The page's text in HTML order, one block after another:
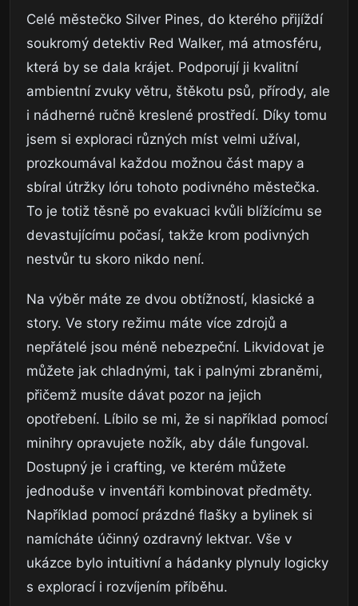
Celé městečko Silver Pines, do kterého přijíždí
soukromý detektiv Red Walker, má atmosféru,
která by se dala krájet. Podporují ji kvalitní
ambientní zvuky větru, štěkotu psů, přírody, ale
i nádherné ručně kreslené prostředí. Díky tomu
jsem si exploraci různých míst velmi užíval,
prozkoumával každou možnou část mapy a
sbíral útržky lóru tohoto podivného městečka.
To je totiž těsně po evakuaci kvůli blížícímu se
devastujícímu počasí, takže krom podivných
nestvůr tu skoro nikdo není.
Na výběr máte ze dvou obtížností, klasické a
story. Ve story režimu máte více zdrojů a
nepřátelé jsou méně nebezpeční. Likvidovat je
můžete jak chladnými, tak i palnými zbraněmi,
přičemž musíte dávat pozor na jejich
opotřebení. Líbilo se mi, že si například pomocí
minihry opravujete nožík, aby dále fungoval.
Dostupný je i crafting, ve kterém můžete
jednoduše v inventáři kombinovat předměty.
Například pomocí prázdné flašky a bylinek si
namícháte účinný ozdravný lektvar. Vše v
ukázce bylo intuitivní a hádanky plynuly logicky
s explorací i rozvíjením příběhu.